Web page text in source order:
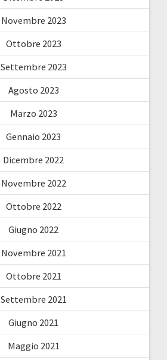
Novembre 2023
Ottobre 2023
Settembre 2023
Agosto 2023
Marzo 2023
Gennaio 2023
Dicembre 2022
Novembre 2022
Ottobre 2022
Giugno 2022
Novembre 2021
Ottobre 2021
Settembre 2021
Giugno 2021
Maggio 2021